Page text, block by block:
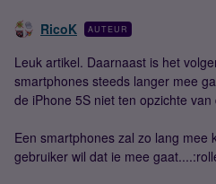
RicoK AUTEUR
Leuk artikel. Daarnaast is het
smartphones steeds langer mee
de iPhone 5S niet ten opzichte van
Een smartphones zal zo lang mee
gebruiker wil dat ie mee